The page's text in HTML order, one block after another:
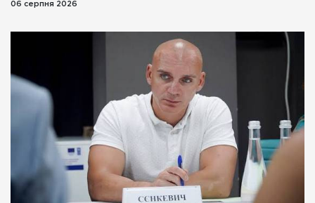
06 серпня 2026